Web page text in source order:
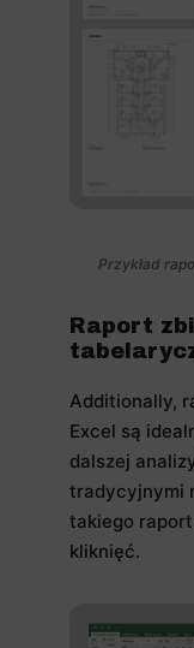
Przykład
Raport
Additionally,
Excel są
dalszej
tradycyjnymi
takiego
kliknięć.